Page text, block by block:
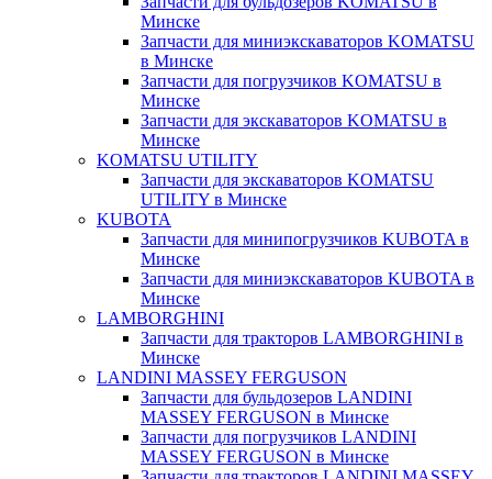
Минске
Запчасти для миниэкскаваторов KOMATSU
в Минске
Запчасти для погрузчиков KOMATSU в
Минске
Запчасти для экскаваторов KOMATSU в
Минске
KOMATSU UTILITY
Запчасти для экскаваторов KOMATSU
UTILITY в Минске
KUBOTA
Запчасти для минипогрузчиков KUBOTA в
Минске
Запчасти для миниэкскаваторов KUBOTA в
Минске
LAMBORGHINI
Запчасти для тракторов LAMBORGHINI в
Минске
LANDINI MASSEY FERGUSON
Запчасти для бульдозеров LANDINI
MASSEY FERGUSON в Минске
Запчасти для погрузчиков LANDINI
MASSEY FERGUSON в Минске